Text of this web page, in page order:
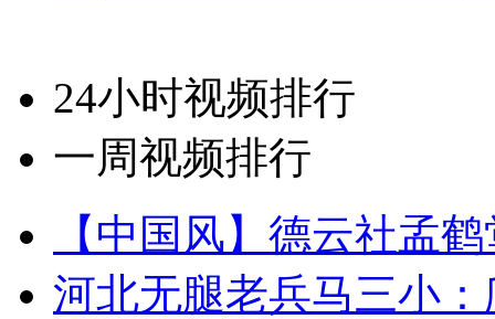
24小时视频排行
一周视频排行
【中国风】德云社孟
河北无腿老兵马三小